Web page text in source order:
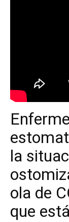
la
ola de
que